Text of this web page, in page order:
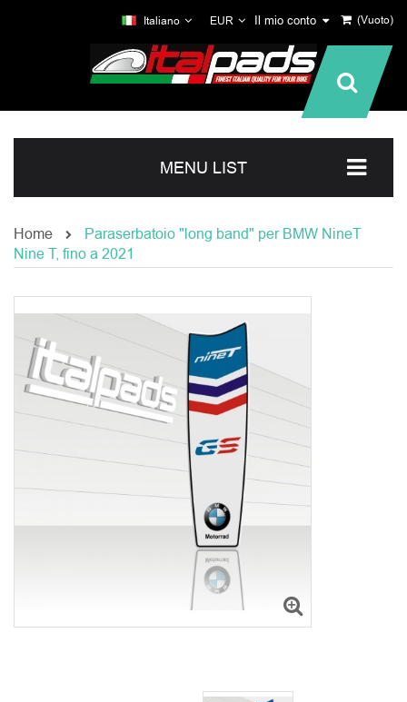
(Vuoto)
Il mio conto
EUR
Italiano
MENU LIST
Home
Paraserbatoio "long band" per BMW NineT
Nine T, fino a 2021